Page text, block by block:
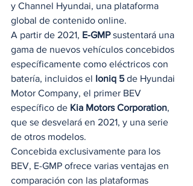
y Channel Hyundai, una plataforma
global de contenido online.
A partir de 2021, E-GMP sustentará una
gama de nuevos vehículos concebidos
específicamente como eléctricos con
batería, incluidos el Ioniq 5 de Hyundai
Motor Company, el primer BEV
específico de Kia Motors Corporation,
que se desvelará en 2021, y una serie
de otros modelos.
Concebida exclusivamente para los
BEV, E-GMP ofrece varias ventajas en
comparación con las plataformas